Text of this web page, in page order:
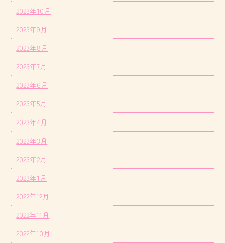
2023年10月
2023年9月
2023年8月
2023年7月
2023年6月
2023年5月
2023年4月
2023年3月
2023年2月
2023年1月
2022年12月
2022年11月
2022年10月